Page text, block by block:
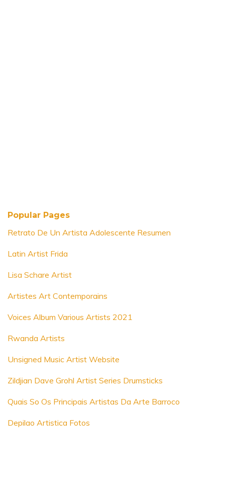
Popular Pages
Retrato De Un Artista Adolescente Resumen
Latin Artist Frida
Lisa Schare Artist
Artistes Art Contemporains
Voices Album Various Artists 2021
Rwanda Artists
Unsigned Music Artist Website
Zildjian Dave Grohl Artist Series Drumsticks
Quais So Os Principais Artistas Da Arte Barroco
Depilao Artistica Fotos